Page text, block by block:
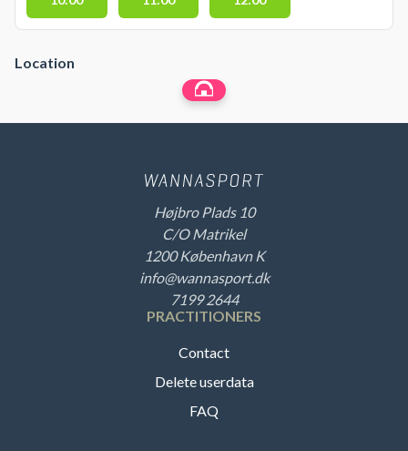
Location
Højbro Plads 10
C/O Matrikel
1200 København K
info@wannasport.dk
7199 2644
PRACTITIONERS
Contact
Delete userdata
FAQ